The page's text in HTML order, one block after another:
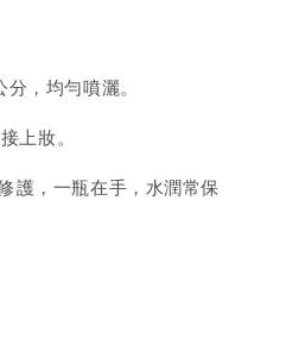
，均勻噴灑。
上妝。
護，一瓶在手，水潤常保